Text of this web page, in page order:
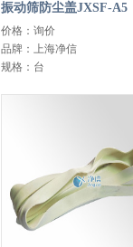
振动筛防尘盖JXSF-A5
价格：询价
品牌：上海净信
规格：台